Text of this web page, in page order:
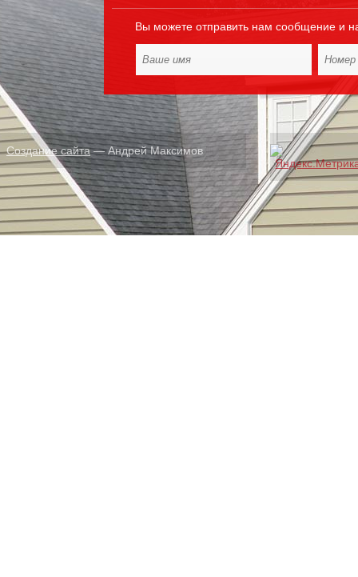
Вы можете отправить нам сообщение и
Создание сайта— Андрей Максимов